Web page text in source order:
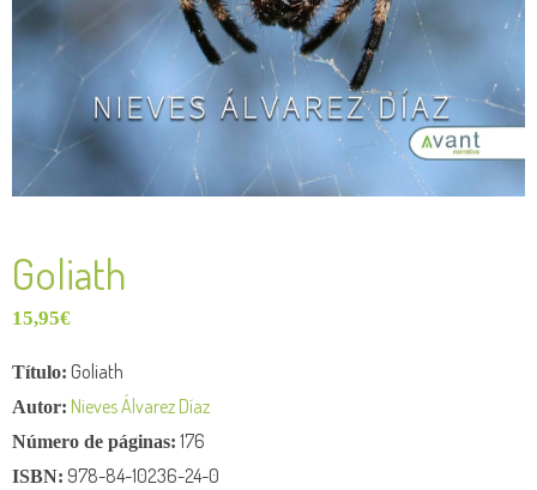
Goliath
15,95€
Título: Goliath
Autor: Nieves Álvarez Díaz
Número de páginas: 176
ISBN: 978-84-10236-24-0